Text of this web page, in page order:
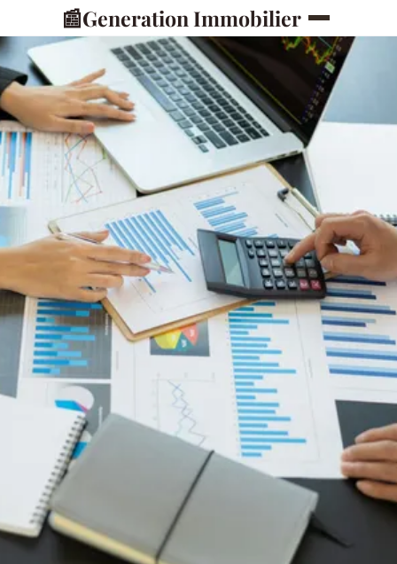
📰Generation Immobilier